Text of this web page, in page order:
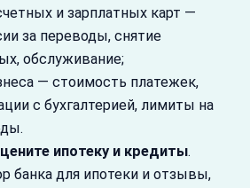
и зарплатных карт —
за переводы, снятие
обслуживание;
— стоимость платежек,
с бухгалтерией, лимиты на
ипотеку и кредиты.
банка для ипотеки и отзывы,